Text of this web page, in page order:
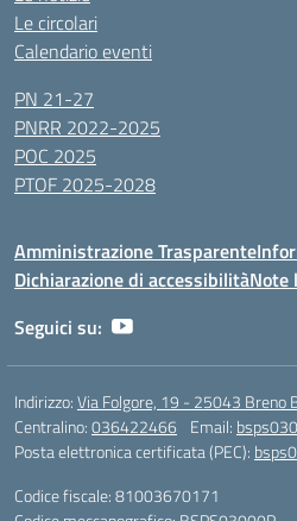
Le circolari
Calendario eventi
PN 21-27
PNRR 2022-2025
POC 2025
PTOF 2025-2028
Amministrazione Trasparente
Dichiarazione di accessibilitàNote
Seguici su:
Indirizzo:Via Folgore, 19 - 25043 Breno
Centralino:036422466 Email:
Posta elettronica certificata (PEC):
Codice fiscale: 81003670171